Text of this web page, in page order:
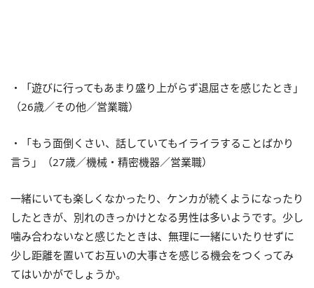
・「遊びに行ってもあまり盛り上がらず退屈さを感じたとき」
（26歳／その他／営業職）
・「もう面倒くさい、話していてもイライラすることばかり
言う」（27歳／機械・精密機器／営業職）
一緒にいても楽しくなかったり、ケンカが続くようになったり
したときが、別れのきっかけとなる男性は多いようです。少し
噛み合わないなと感じたときは、無理に一緒にいたりせずに
少し距離を置いてお互いの大事さを感じる機会をつくってみ
てはいかがでしょうか。